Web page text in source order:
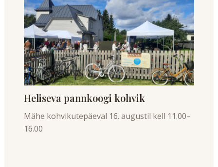
Heliseva pannkoogi kohvik
Mähe kohvikutepäeval 16. augustil kell 11.00–
16.00